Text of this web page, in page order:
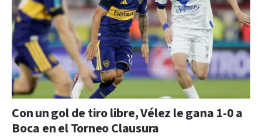
Con un gol de tiro libre, Vélez le gana 1-0 a
Boca en el Torneo Clausura